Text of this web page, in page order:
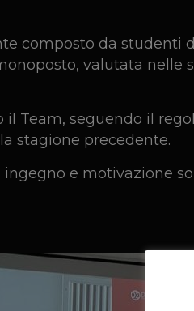
composto da studenti
valutata nelle
il Team, seguendo il
stagione precedente.
ingegno e motivazione